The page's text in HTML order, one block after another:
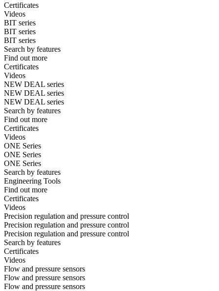
Certificates
Videos
BIT series
BIT series
BIT series
Search by features
Find out more
Certificates
Videos
NEW DEAL series
NEW DEAL series
NEW DEAL series
Search by features
Find out more
Certificates
Videos
ONE Series
ONE Series
ONE Series
Search by features
Engineering Tools
Find out more
Certificates
Videos
Precision regulation and pressure control
Precision regulation and pressure control
Precision regulation and pressure control
Search by features
Certificates
Videos
Flow and pressure sensors
Flow and pressure sensors
Flow and pressure sensors